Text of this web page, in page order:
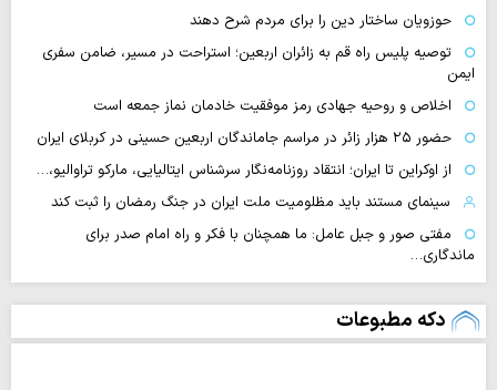
حوزویان ساختار دین را برای مردم شرح دهند
توصیه پلیس راه قم به زائران اربعین؛ استراحت در مسیر، ضامن سفری
ایمن
اخلاص و روحیه جهادی رمز موفقیت خادمان نماز جمعه است
حضور ۲۵ هزار زائر در مراسم جاماندگان اربعین حسینی در کربلای ایران
از اوکراین تا ایران؛ انتقاد روزنامه‌نگار سرشناس ایتالیایی، مارکو تراوالیو،…
سینمای مستند باید مظلومیت ملت ایران در جنگ رمضان را ثبت کند
مفتی صور و جبل عامل: ما همچنان با فکر و راه امام صدر برای
ماندگاری…
دکه مطبوعات